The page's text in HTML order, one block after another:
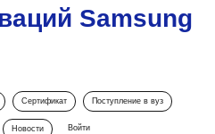
Samsung
Сертификат Поступление в вуз
Новости Войти